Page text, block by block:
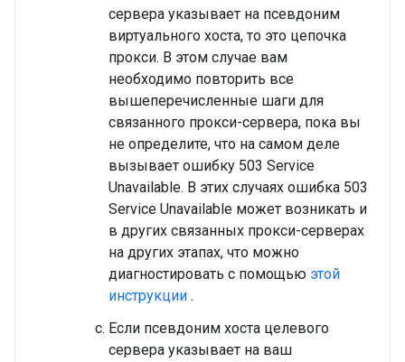
сервера указывает на псевдоним
виртуального хоста, то это цепочка
прокси. В этом случае вам
необходимо повторить все
вышеперечисленные шаги для
связанного прокси-сервера, пока вы
не определите, что на самом деле
вызывает ошибку 503 Service
Unavailable. В этих случаях ошибка 503
Service Unavailable может возникать и
в других связанных прокси-серверах
на других этапах, что можно
диагностировать с помощью этой
инструкции .
Если псевдоним хоста целевого
сервера указывает на ваш